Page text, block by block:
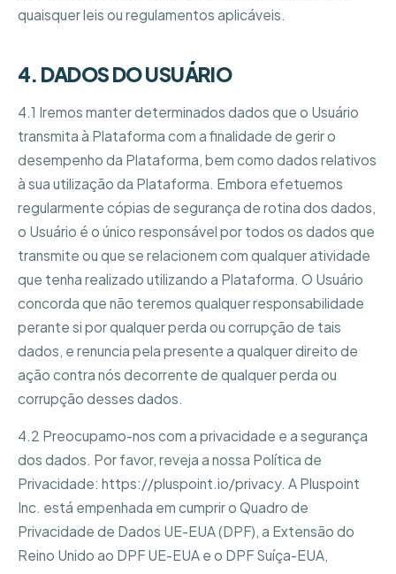
quaisquer leis ou regulamentos aplicáveis.
4. DADOS DO USUÁRIO
4.1 Iremos manter determinados dados que o Usuário
transmita à Plataforma com a finalidade de gerir o
desempenho da Plataforma, bem como dados relativos
à sua utilização da Plataforma. Embora efetuemos
regularmente cópias de segurança de rotina dos dados,
o Usuário é o único responsável por todos os dados que
transmite ou que se relacionem com qualquer atividade
que tenha realizado utilizando a Plataforma. O Usuário
concorda que não teremos qualquer responsabilidade
perante si por qualquer perda ou corrupção de tais
dados, e renuncia pela presente a qualquer direito de
ação contra nós decorrente de qualquer perda ou
corrupção desses dados.
4.2 Preocupamo-nos com a privacidade e a segurança
dos dados. Por favor, reveja a nossa Política de
Privacidade: https://pluspoint.io/privacy. A Pluspoint
Inc. está empenhada em cumprir o Quadro de
Privacidade de Dados UE-EUA (DPF), a Extensão do
Reino Unido ao DPF UE-EUA e o DPF Suíça-EUA,